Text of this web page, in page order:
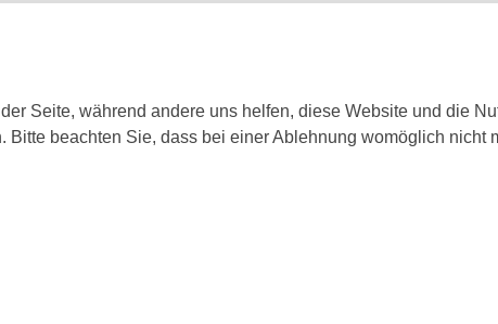
Seite, während andere uns helfen, diese Website und die
beachten Sie, dass bei einer Ablehnung womöglich nicht